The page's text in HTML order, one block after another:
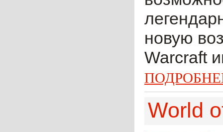
новую
Warcraft
World